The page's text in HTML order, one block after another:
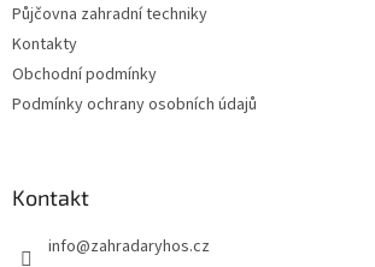
Půjčovna zahradní techniky
Kontakty
Obchodní podmínky
Podmínky ochrany osobních údajů
Kontakt
info@zahradaryhos.cz